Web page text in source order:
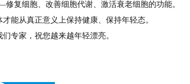
复细胞、改善细胞代谢、激活衰老细胞的功能。
能从真正意义上保持健康、保持年轻态。
专家，祝您越来越年轻漂亮。